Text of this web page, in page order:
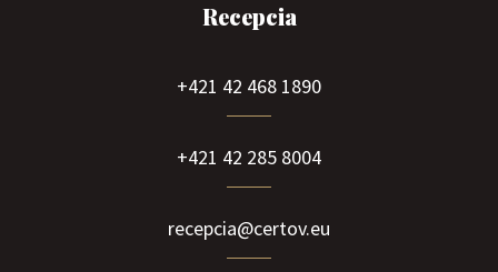
Recepcia
+421 42 468 1890
+421 42 285 8004
recepcia@certov.eu